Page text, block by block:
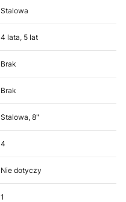
Stalowa
4 lata, 5 lat
Brak
Brak
Stalowa, 8"
4
Nie dotyczy
1